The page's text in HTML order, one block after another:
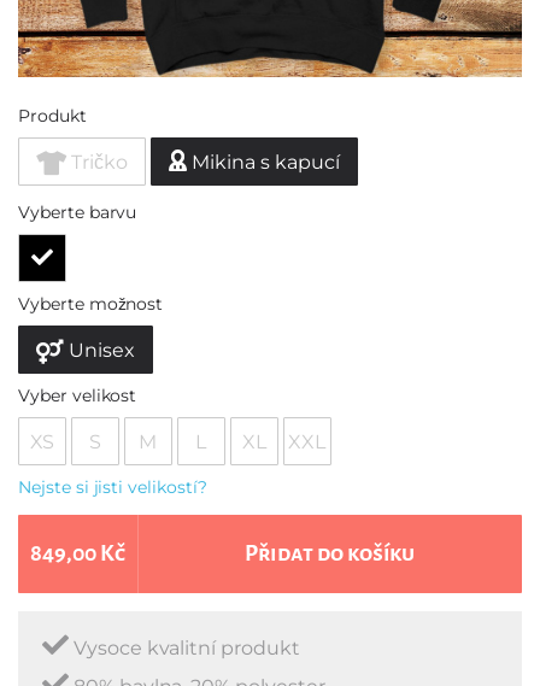
Produkt
Tričko Mikina s kapucí
Vyberte barvu
Vyberte možnost
Unisex
Vyber velikost
XS S M L XL XXL
Nejste si jisti velikostí?
849,00 Kč Přidat do košíku
Vysoce kvalitní produkt